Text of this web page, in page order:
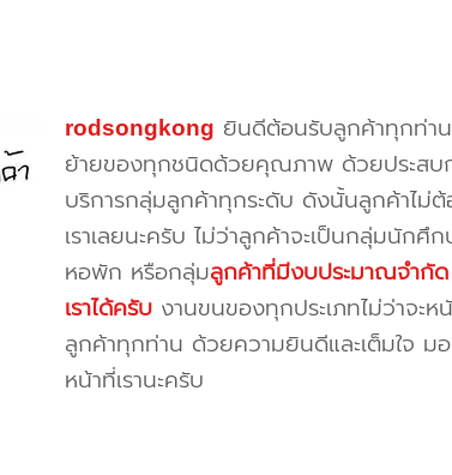
rodsongkong ยินดีต้อนรับลูกค้าทุกท่าน
ย้ายของทุกชนิดด้วยคุณภาพ ด้วยประสบ
บริการกลุ่มลูกค้าทุกระดับ ดังนั้นลูกค้าไม่ต้
เราเลยนะครับ ไม่ว่าลูกค้าจะเป็นกลุ่มนัก
หอพัก หรือกลุ่มลูกค้าที่มีงบประมาณจำกั
เราได้ครับงานขนของทุกประเภทไม่ว่าจะห
ลูกค้าทุกท่าน ด้วยความยินดีและเต็มใจ ม
หน้าที่เรานะครับ